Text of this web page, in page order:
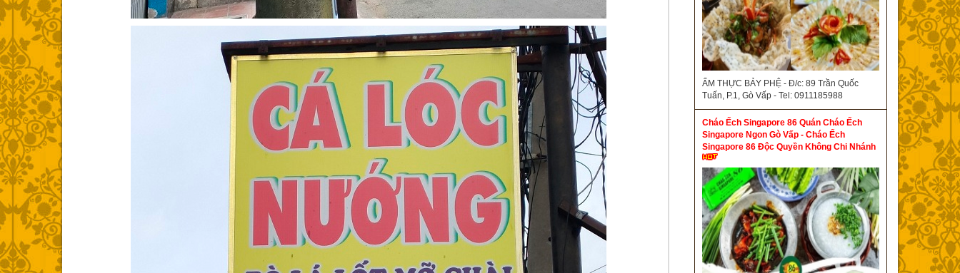
ẨM THỰC BẢY PHỆ - Đ/c: 89 Trần Quốc
Tuấn, P.1, Gò Vấp - Tel: 0911185988
Cháo Ếch Singapore 86 Quán Cháo Ếch
Singapore Ngon Gò Vấp - Cháo Ếch
Singapore 86 Độc Quyền Không Chi Nhánh